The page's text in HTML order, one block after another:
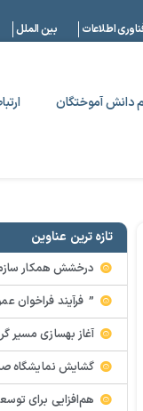
اطلاعات بین الملل
دانش آموختگان
تازه ترین عناوین
درخشش همکار سازمان منطقه آزاد
” فرآيند فراخوان عمومي نوبت اول
آغاز بهسازی مسیر
گشایش نمایشگاه صنایع
هم‌افزایی برای